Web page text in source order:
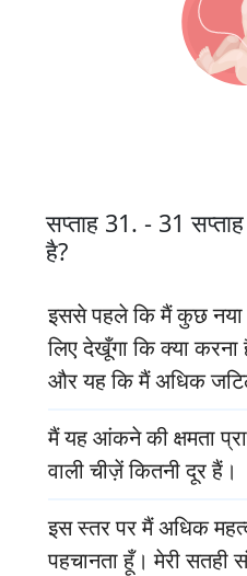
सप्ताह 31. - 31
है?
इससे पहले कि मैं कुछ
लिए देखूँगा कि क्या
और यह कि मैं अधिक
मैं यह आंकने की क्षमता
वाली चीज़ें कितनी दूर हैं।
इस स्तर पर मैं अधिक
पहचानता हूँ। मेरी सतही